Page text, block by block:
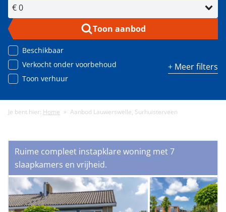
Toon aanbod
Beschikbaar
Verkocht onder voorbehoud
Toon verhuur
+ Meer filters
Minimale energielabel
Minimale gebruiksoppervlakte (m²)
Minimale perceeloppervlakte (m²)
Je bent hier: Home » Aanbod Lauwerswelle, Surhuisterveen
Ruime compleet instapklare woning met 7
slaapkamers en vrijheid.